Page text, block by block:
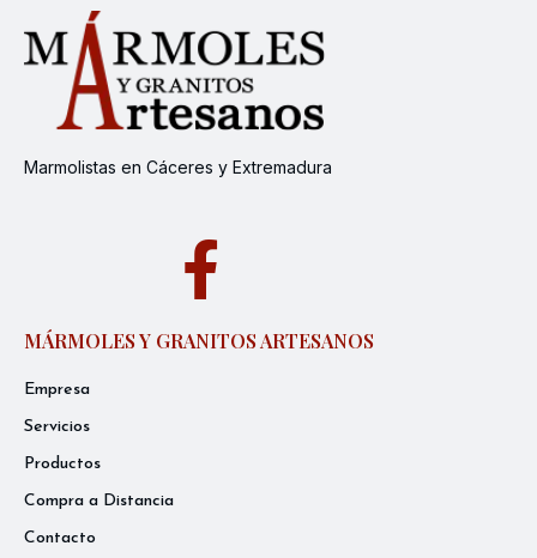
Marmolistas en Cáceres y Extremadura
MÁRMOLES Y GRANITOS ARTESANOS
Empresa
Servicios
Productos
Compra a Distancia
Contacto